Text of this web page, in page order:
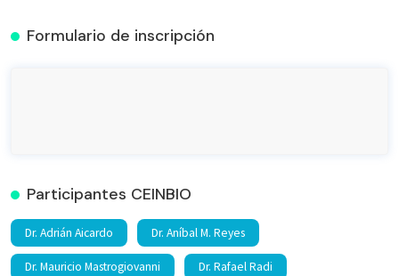
Formulario de inscripción
Participantes CEINBIO
Dr. Adrián Aicardo Dr. Aníbal M. Reyes
Dr. Mauricio Mastrogiovanni Dr. Rafael Radi